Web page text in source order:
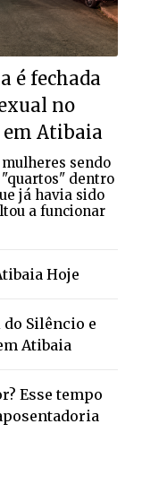
é fechada
no
Atibaia
sendo
dentro
já havia sido
a funcionar
Hoje
Silêncio e
Atibaia
Esse tempo